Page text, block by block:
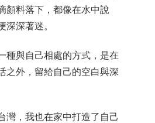
顏料落下，都像在水中說
深深著迷。
種與自己相處的方式，是在
之外，留給自己的空白與深
灣，我也在家中打造了自己